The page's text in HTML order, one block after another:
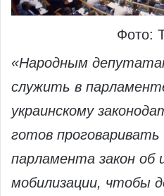
Фото:
«Народным
служить в
украинскому
готов
парламента закон об
мобилизации, чтобы